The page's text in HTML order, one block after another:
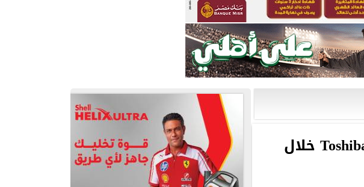
بى تك تحصد جائزة ”أفضل شريك استراتيجي” من Toshiba خلال